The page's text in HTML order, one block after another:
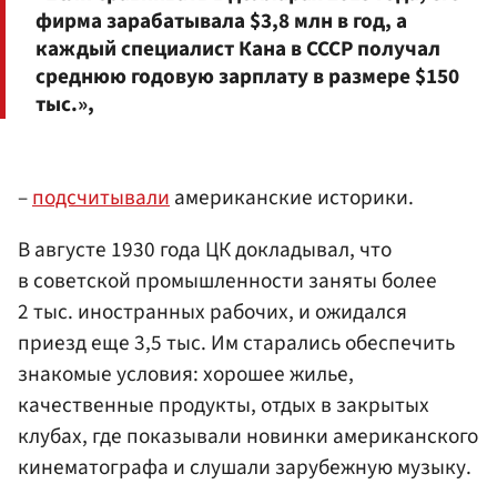
фирма зарабатывала $3,8 млн в год, а
каждый специалист Кана в СССР получал
среднюю годовую зарплату в размере $150
тыс.»,
–подсчитывали американские историки.
В августе 1930 года ЦК докладывал, что
в советской промышленности заняты более
2 тыс. иностранных рабочих, и ожидался
приезд еще 3,5 тыс. Им старались обеспечить
знакомые условия: хорошее жилье,
качественные продукты, отдых в закрытых
клубах, где показывали новинки американского
кинематографа и слушали зарубежную музыку.